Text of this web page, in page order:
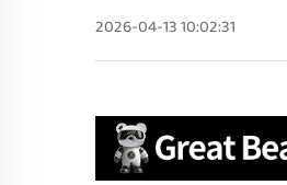
2026-04-13 10:02:31